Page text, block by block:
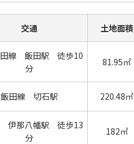
交通 土地面積
田線 飯田駅 徒歩10
分
81.95㎡
飯田線 切石駅 220.48㎡
伊那八幡駅 徒歩13
分
182㎡